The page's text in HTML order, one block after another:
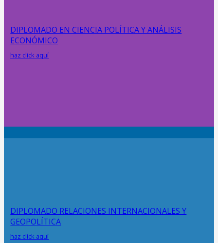
DIPLOMADO EN CIENCIA POLÍTICA Y ANÁLISIS
ECONÓMICO
haz click aquí
DIPLOMADO RELACIONES INTERNACIONALES Y
GEOPOLÍTICA
haz click aquí